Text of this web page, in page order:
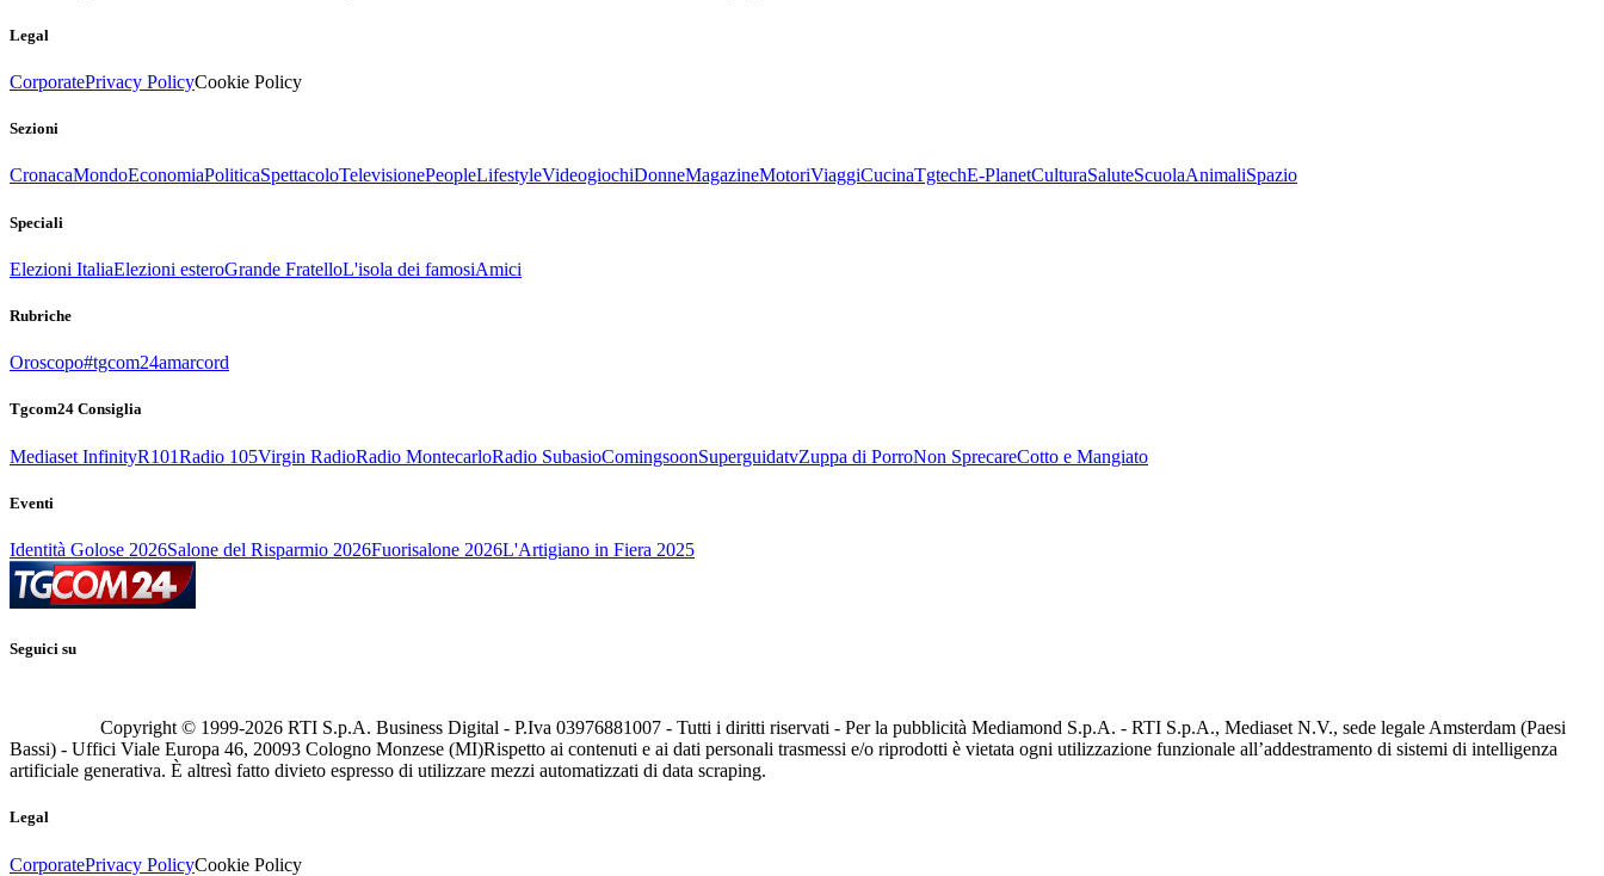
Legal
CorporatePrivacy PolicyCookie Policy
Sezioni
CronacaMondoEconomiaPoliticaSpettacoloTelevisionePeopleLifestyleVideogiochiDonneMagazineMotoriViaggiCucinaTgtechE-PlanetCulturaSaluteScuolaAnimaliSpazio
Speciali
Elezioni ItaliaElezioni esteroGrande FratelloL'isola dei famosiAmici
Rubriche
Oroscopo#tgcom24amarcord
Tgcom24 Consiglia
Mediaset InfinityR101Radio 105Virgin RadioRadio MontecarloRadio SubasioComingsoonSuperguidatvZuppa di PorroNon SprecareCotto e Mangiato
Eventi
Identità Golose 2026Salone del Risparmio 2026Fuorisalone 2026L'Artigiano in Fiera 2025
Seguici su
Copyright © 1999-2026 RTI S.p.A. Business Digital - P.Iva 03976881007 - Tutti i diritti riservati - Per la pubblicità Mediamond S.p.A. - RTI S.p.A., Mediaset N.V., sede legale Amsterdam (Paesi
Bassi) - Uffici Viale Europa 46, 20093 Cologno Monzese (MI)Rispetto ai contenuti e ai dati personali trasmessi e/o riprodotti è vietata ogni utilizzazione funzionale all’addestramento di sistemi di intelligenza
artificiale generativa. È altresì fatto divieto espresso di utilizzare mezzi automatizzati di data scraping.
Legal
CorporatePrivacy PolicyCookie Policy